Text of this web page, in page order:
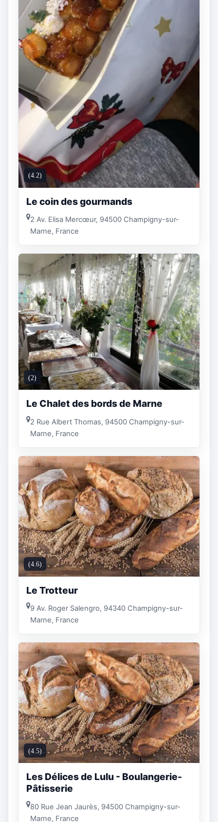
(4.2)
Le coin des gourmands
2 Av. Elisa Mercœur, 94500 Champigny-sur-
Marne, France
(2)
Le Chalet des bords de Marne
2 Rue Albert Thomas, 94500 Champigny-sur-
Marne, France
(4.6)
Le Trotteur
9 Av. Roger Salengro, 94340 Champigny-sur-
Marne, France
(4.5)
Les Délices de Lulu - Boulangerie-
Pâtisserie
80 Rue Jean Jaurès, 94500 Champigny-sur-
Marne, France